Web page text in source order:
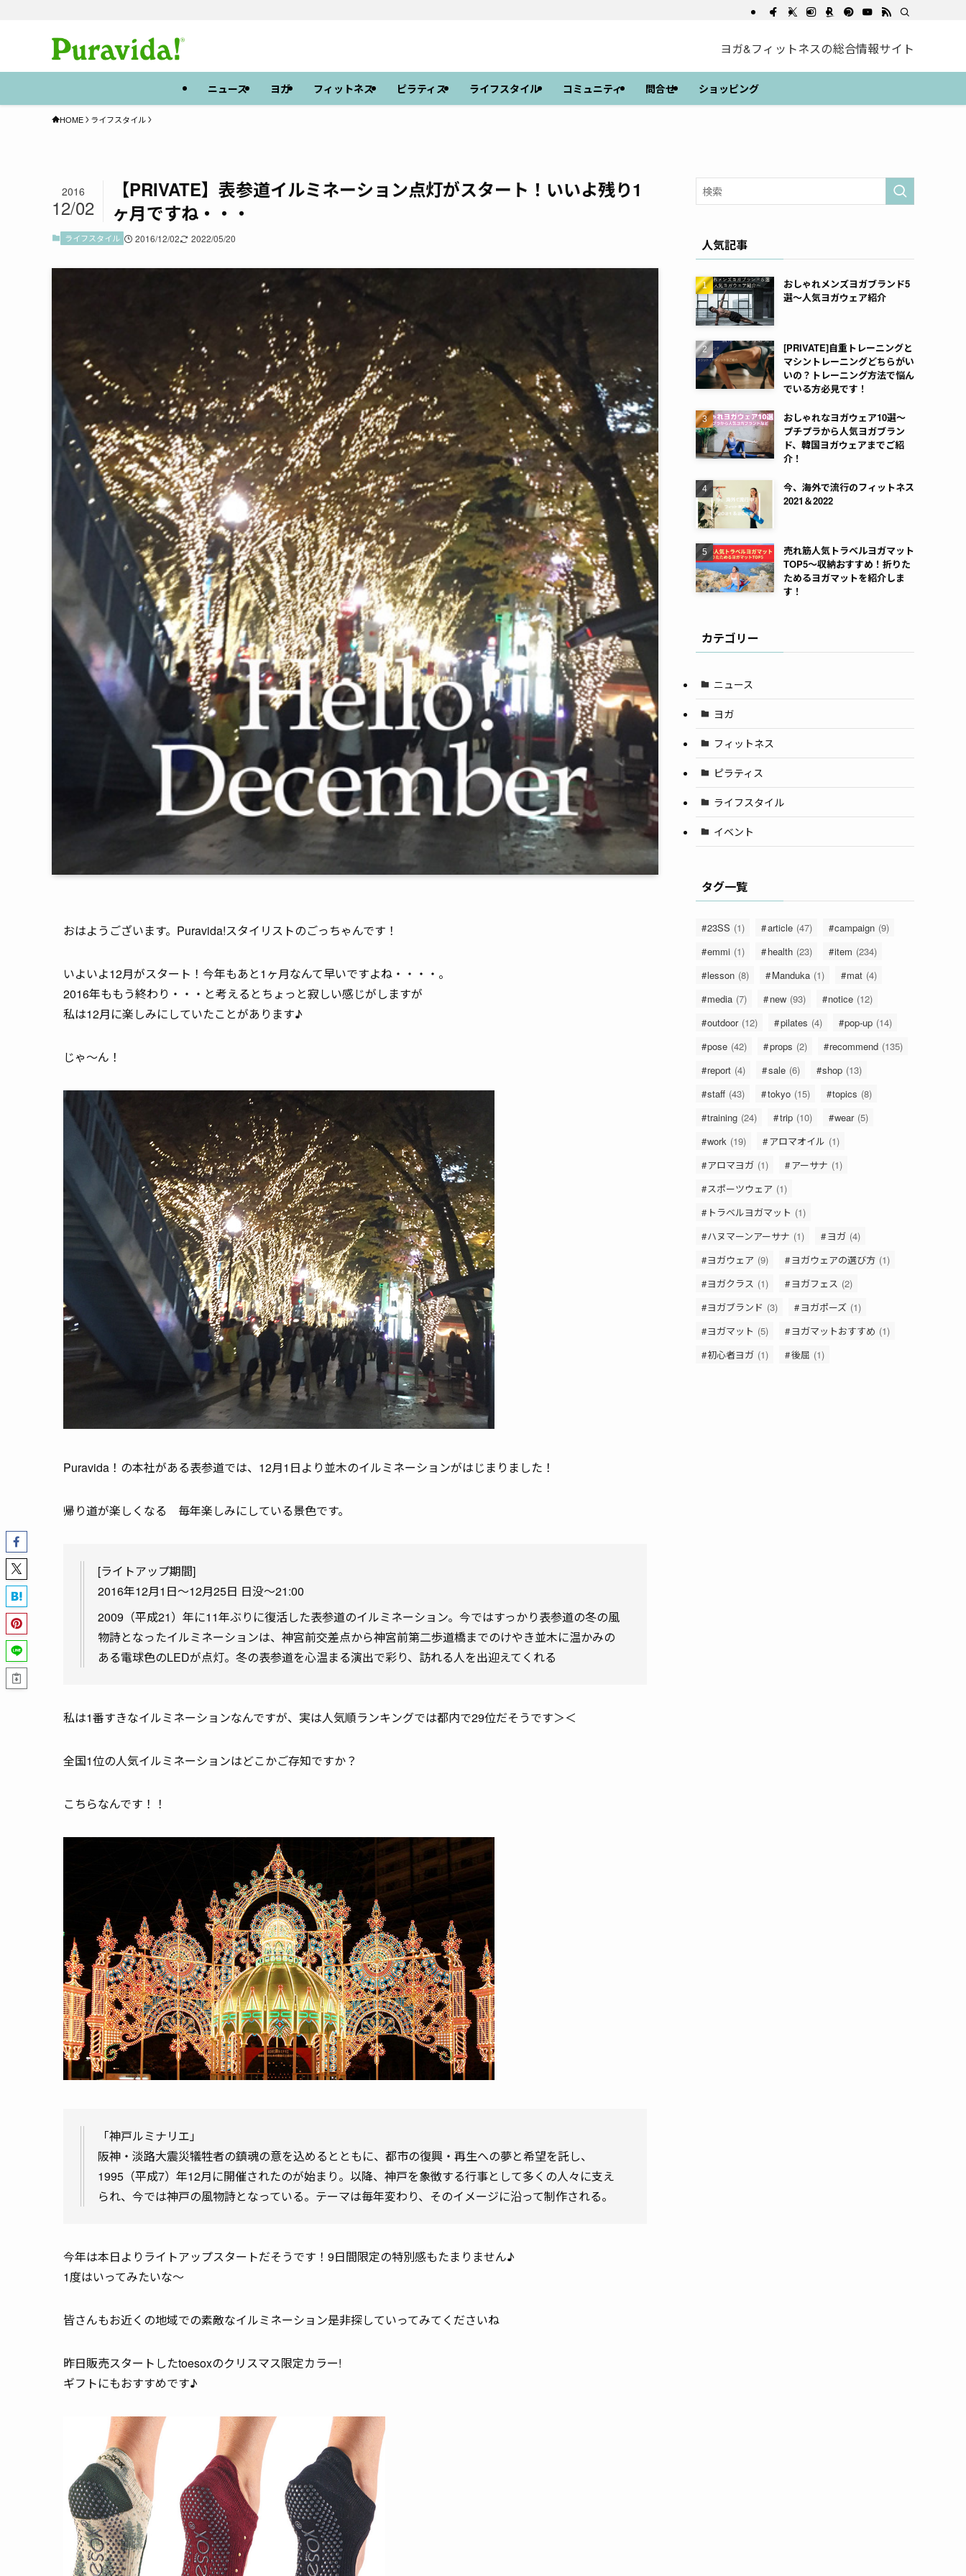
ヨガ&フィットネスの総合情報サイト
ニュース ヨガ フィットネス ピラティス ライフスタイル コミュニティ 問合せ ショッピング
HOME ライフスタイル
【PRIVATE】表参道イルミネーション点灯がスタート！いいよ残り1
ヶ月ですね・・・
2016
12/02
ライフスタイル 2016/12/02 2022/05/20
おはようございます。Puravida!スタイリストのごっちゃんです！
いよいよ12月がスタート！今年もあと1ヶ月なんて早いですよね・・・・。
2016年ももう終わり・・・と考えるとちょっと寂しい感じがしますが
私は12月に楽しみにしていたことがあります♪
じゃ～ん！
Puravida！の本社がある表参道では、12月1日より並木のイルミネーションがはじまりました！
帰り道が楽しくなる 毎年楽しみにしている景色です。
[ライトアップ期間]
2016年12月1日～12月25日 日没～21:00
2009（平成21）年に11年ぶりに復活した表参道のイルミネーション。今ではすっかり表参道の冬の風
物詩となったイルミネーションは、神宮前交差点から神宮前第二歩道橋までのけやき並木に温かみの
ある電球色のLEDが点灯。冬の表参道を心温まる演出で彩り、訪れる人を出迎えてくれる
私は1番すきなイルミネーションなんですが、実は人気順ランキングでは都内で29位だそうです＞＜
全国1位の人気イルミネーションはどこかご存知ですか？
こちらなんです！！
「神戸ルミナリエ」
阪神・淡路大震災犠牲者の鎮魂の意を込めるとともに、都市の復興・再生への夢と希望を託し、
1995（平成7）年12月に開催されたのが始まり。以降、神戸を象徴する行事として多くの人々に支え
られ、今では神戸の風物詩となっている。テーマは毎年変わり、そのイメージに沿って制作される。
今年は本日よりライトアップスタートだそうです！9日間限定の特別感もたまりません♪
1度はいってみたいな～
皆さんもお近くの地域での素敵なイルミネーション是非探していってみてくださいね
昨日販売スタートしたtoesoxのクリスマス限定カラー!
ギフトにもおすすめです♪
人気記事
おしゃれメンズヨガブランド5
選～人気ヨガウェア紹介
[PRIVATE]自重トレーニングと
マシントレーニングどちらがい
いの？トレーニング方法で悩ん
でいる方必見です！
おしゃれなヨガウェア10選～
プチプラから人気ヨガブラン
ド、韓国ヨガウェアまでご紹
介！
今、海外で流行のフィットネス
2021＆2022
売れ筋人気トラベルヨガマット
TOP5～収納おすすめ！折りた
ためるヨガマットを紹介しま
す！
カテゴリー
ニュース
ヨガ
フィットネス
ピラティス
ライフスタイル
イベント
タグ一覧
23SS (1) article (47) campaign (9)
emmi (1) health (23) item (234)
lesson (8) Manduka (1) mat (4)
media (7) new (93) notice (12)
outdoor (12) pilates (4) pop-up (14)
pose (42) props (2) recommend (135)
report (4) sale (6) shop (13)
staff (43) tokyo (15) topics (8)
training (24) trip (10) wear(5)
work (19) アロマオイル (1)
アロマヨガ (1) アーサナ (1)
スポーツウェア (1)
トラベルヨガマット (1)
ハヌマーンアーサナ (1) ヨガ (4)
ヨガウェア (9) ヨガウェアの選び方 (1)
ヨガクラス (1) ヨガフェス (2)
ヨガブランド (3) ヨガポーズ (1)
ヨガマット (5) ヨガマットおすすめ (1)
初心者ヨガ (1) 後屈 (1)